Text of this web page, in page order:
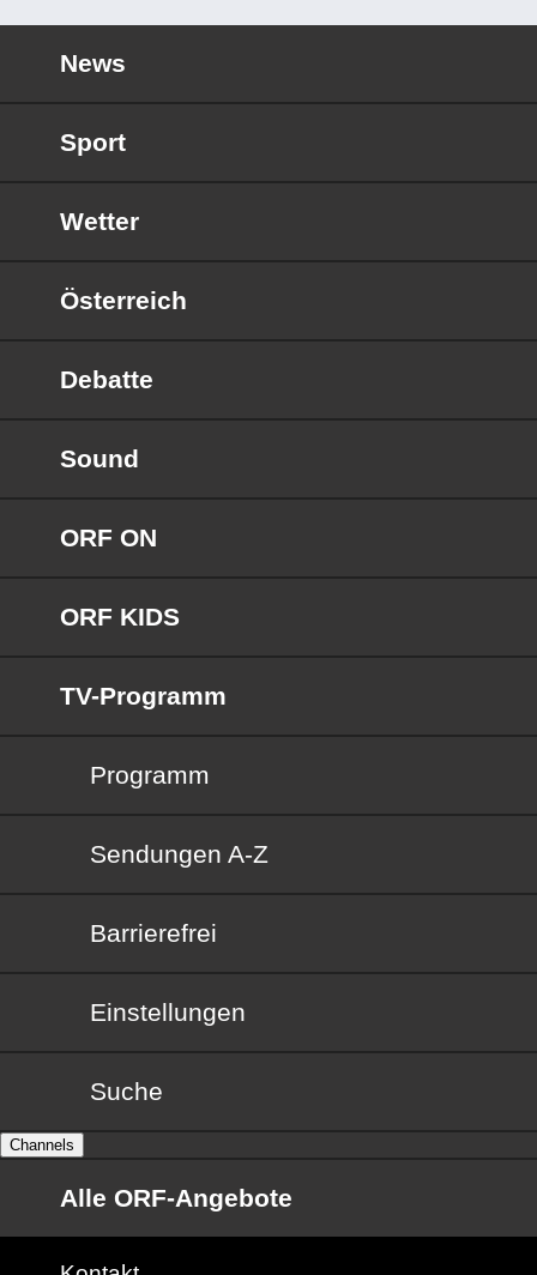
News
Sport
Wetter
Österreich
Debatte
Sound
ORF ON
ORF KIDS
TV-Programm
Programm
Sendungen von A bis Z
Sendungen A-Z
Barrierefrei
Barrierefrei
Einstellungen
Suche
Channels
Alle ORF-Angebote